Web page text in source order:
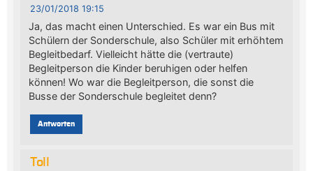
23/01/2018 19:15
Ja, das macht einen Unterschied. Es war ein Bus mit
Schülern der Sonderschule, also Schüler mit erhöhtem
Begleitbedarf. Vielleicht hätte die (vertraute)
Begleitperson die Kinder beruhigen oder helfen
können! Wo war die Begleitperson, die sonst die
Busse der Sonderschule begleitet denn?
Antworten
Toll